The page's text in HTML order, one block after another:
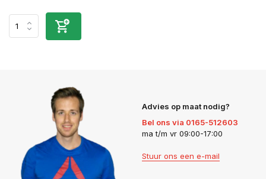
Advies op maat nodig?
Bel ons via 0165-512603
ma t/m vr 09:00-17:00
Stuur ons een e-mail